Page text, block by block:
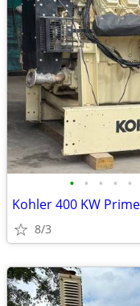
• • • • •
8/3